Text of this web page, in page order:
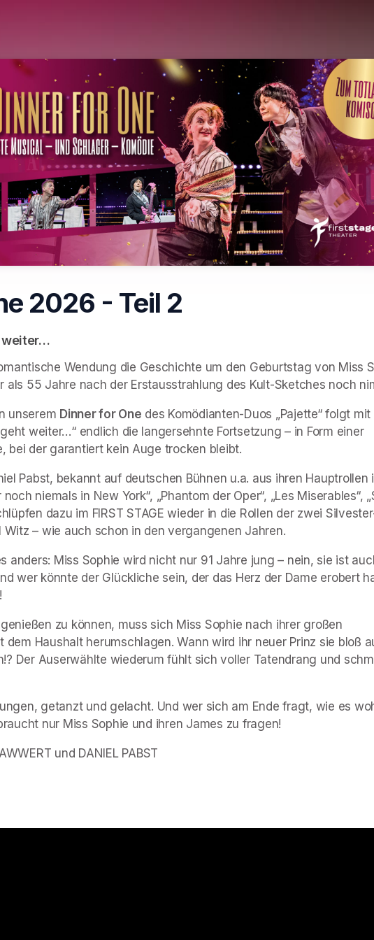
2026 - Teil 2
weiter…
Wendung die Geschichte um den Geburtstag von Miss
als 55 Jahre nach der Erstausstrahlung des Kult-Sketches noch
unserem Dinner for One des Komödianten-Duos „Pajette“ folgt mit
weiter…“ endlich die langersehnte Fortsetzung – in Form einer
bei der garantiert kein Auge trocken bleibt.
Pabst, bekannt auf deutschen Bühnen u.a. aus ihren Hauptrollen
noch niemals in New York“, „Phantom der Oper“, „Les Miserables“,
dazu im FIRST STAGE wieder in die Rollen der zwei
– wie auch schon in den vergangenen Jahren.
anders: Miss Sophie wird nicht nur 91 Jahre jung – nein, sie ist
wer könnte der Glückliche sein, der das Herz der Dame erobert
zu können, muss sich Miss Sophie nach ihrer großen
Haushalt herumschlagen. Wann wird ihr neuer Prinz sie bloß
Der Auserwählte wiederum fühlt sich voller Tatendrang und
getanzt und gelacht. Und wer sich am Ende fragt, wie es
nur Miss Sophie und ihren James zu fragen!
und DANIEL PABST